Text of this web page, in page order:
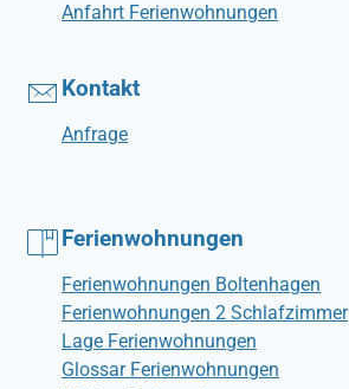
Anfahrt Ferienwohnungen
Kontakt
Anfrage
Ferienwohnungen
Ferienwohnungen Boltenhagen
Ferienwohnungen 2 Schlafzimmer
Lage Ferienwohnungen
Glossar Ferienwohnungen